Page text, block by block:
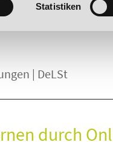
Statistiken
| DeLSt
durch